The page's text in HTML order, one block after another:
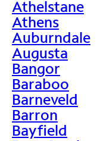
Athelstane
Athens
Auburndale
Augusta
Bangor
Baraboo
Barneveld
Barron
Bayfield